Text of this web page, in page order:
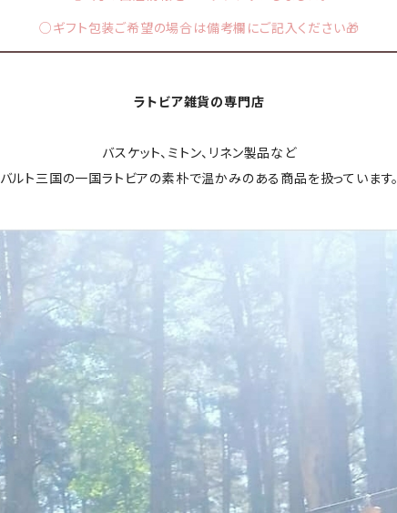
○ギフト包装ご希望の場合は備考欄にご記入ください🎁
ラトビア雑貨の専門店
バスケット、ミトン、リネン製品など
バルト三国の一国ラトビアの素朴で温かみのある商品を扱っています。